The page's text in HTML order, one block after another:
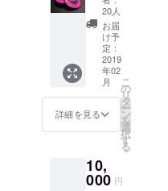
20人
お届
け予
定：
2019
年02
月
詳細を見る
こ
の
リ
タ
ー
ン
を
選
択
す
る
10,
000 円